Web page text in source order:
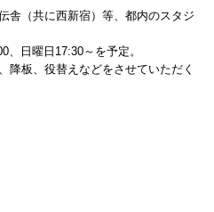
舎（共に西新宿）等、都内のスタジ
、日曜日17:30～を予定。
降板、役替えなどをさせていただく